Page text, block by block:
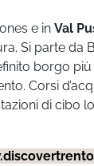
e in Val
Si parte da
borgo più
Corsi
di cibo